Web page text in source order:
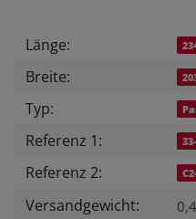
Produkteigenschaft
Wert
Länge:
Breite:
Typ:
Referenz 1:
Referenz 2:
Versandgewicht: